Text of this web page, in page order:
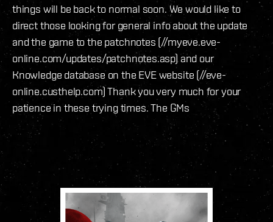
things will be back to normal soon. We would like to
direct those looking for general info about the update
and the game to the patchnotes (//myeve.eve-
online.com/updates/patchnotes.asp) and our
Knowledge database on the EVE website (//eve-
online.custhelp.com) Thank you very much for your
patience in these trying times. The GMs